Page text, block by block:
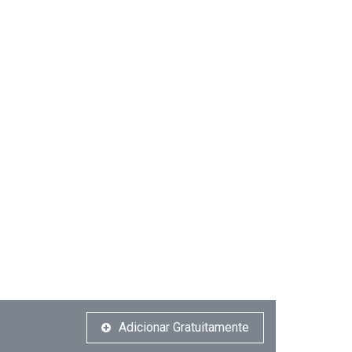
Adicionar Gratuitamente